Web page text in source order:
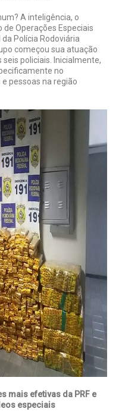
A inteligência, o
Operações Especiais
Polícia Rodoviária
começou sua atuação
policiais. Inicialmente,
no
pessoas na região
mais efetivas da PRF e
especiais